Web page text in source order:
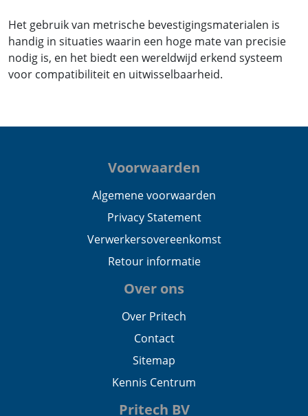
Het gebruik van metrische bevestigingsmaterialen is
handig in situaties waarin een hoge mate van precisie
nodig is, en het biedt een wereldwijd erkend systeem
voor compatibiliteit en uitwisselbaarheid.
Voorwaarden
Algemene voorwaarden
Privacy Statement
Verwerkersovereenkomst
Retour informatie
Over ons
Over Pritech
Contact
Sitemap
Kennis Centrum
Pritech BV